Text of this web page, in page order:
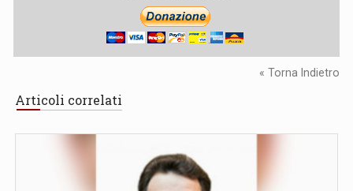
« Torna Indietro
Articoli correlati